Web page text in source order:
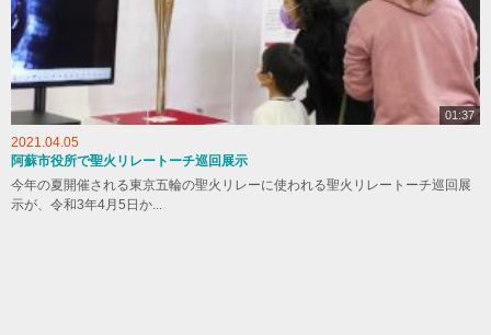
01:37
2021.04.05
阿蘇市役所で聖火リレートーチ巡回展示
今年の夏開催される東京五輪の聖火リレーに使われる聖火リレートーチ巡回展
示が、令和3年4月5日か...